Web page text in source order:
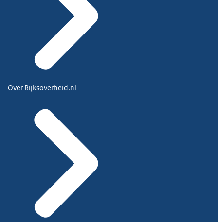
Over Rijksoverheid.nl